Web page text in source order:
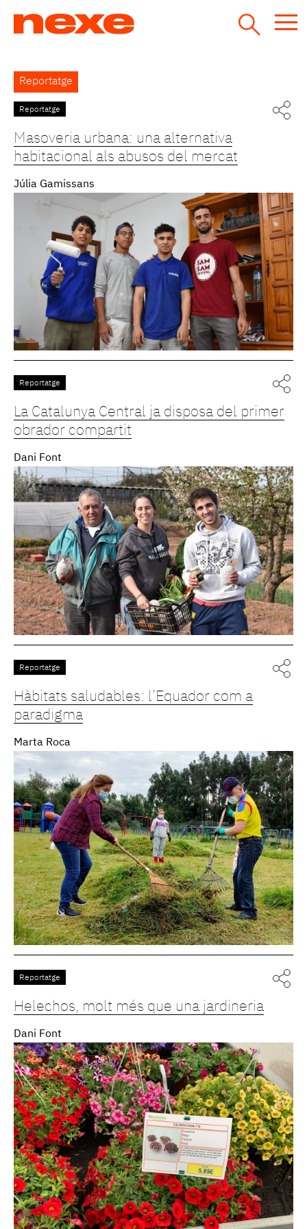
Back
to
top
Reportatge
Reportatge
Masoveria urbana: una alternativa
habitacional als abusos del mercat
Júlia Gamissans
Reportatge
La Catalunya Central ja disposa del primer
obrador compartit
Dani Font
Reportatge
Hàbitats saludables: l’Equador com a
paradigma
Marta Roca
Reportatge
Helechos, molt més que una jardineria
Dani Font
Pàgines